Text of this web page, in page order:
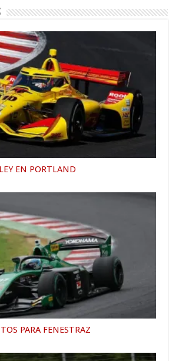
EN PORTLAND
PARA FENESTRAZ